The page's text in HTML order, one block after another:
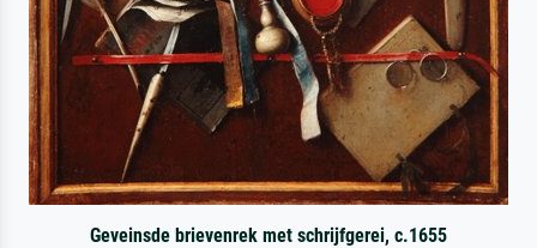
Geveinsde brievenrek met schrijfgerei, c.1655